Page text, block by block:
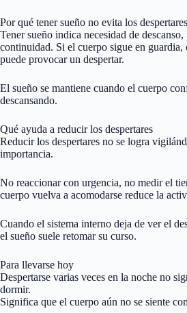
Por qué tener sueño no evita los despertares
Tener sueño indica necesidad de
continuidad. Si el cuerpo sigue en
puede provocar un despertar.
El sueño se mantiene cuando el cuerpo
descansando.
Qué ayuda a reducir los despertares
Reducir los despertares no se logra
importancia.
No reaccionar con urgencia, no medir el
cuerpo vuelva a acomodarse reduce la
Cuando el sistema interno deja de ver el
el sueño suele retomar su curso.
Para llevarse hoy
Despertarse varias veces en la noche no
dormir.
Significa que el cuerpo aún no se siente